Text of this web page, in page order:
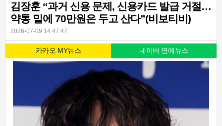
김장훈 “과거 신용 문제, 신용카드 발급 거절…
약통 밑에 70만원은 두고 산다”(비보티비)
2026-07-09 14:47:47
카카오 MY뉴스 네이버 연예뉴스